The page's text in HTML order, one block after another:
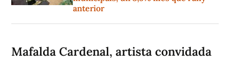
anterior
Mafalda Cardenal, artista convidada